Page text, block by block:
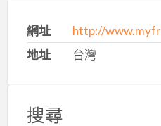
網址
http://
地址
台灣
搜尋